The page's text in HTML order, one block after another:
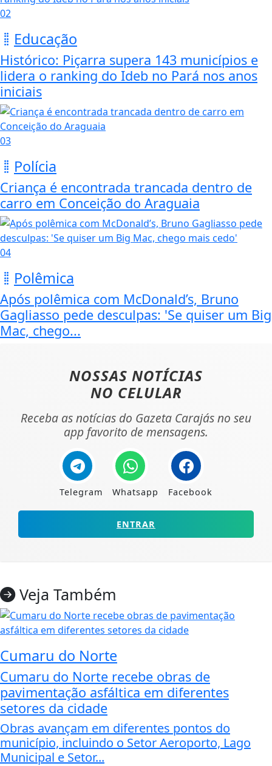
02
Educação
Histórico: Piçarra supera 143 municípios e
lidera o ranking do Ideb no Pará nos anos
iniciais
03
Polícia
Criança é encontrada trancada dentro de
carro em Conceição do Araguaia
04
Polêmica
Após polêmica com McDonald’s, Bruno
Gagliasso pede desculpas: 'Se quiser um Big
Mac, chego...
NOSSAS NOTÍCIAS
NO CELULAR
Receba as notícias do Gazeta Carajás no seu
app favorito de mensagens.
Telegram Whatsapp Facebook
ENTRAR
Veja Também
Cumaru do Norte
Cumaru do Norte recebe obras de
pavimentação asfáltica em diferentes
setores da cidade
Obras avançam em diferentes pontos do
município, incluindo o Setor Aeroporto, Lago
Municipal e Setor...